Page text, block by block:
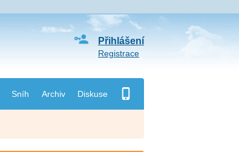
Sníh Archiv Diskuse
Přihlášení
Registrace